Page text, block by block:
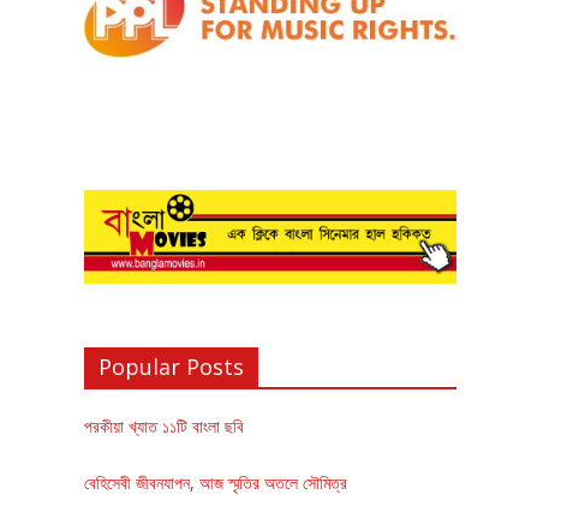
Popular Posts
পরকীয়া খ্যাত ১১টি বাংলা ছবি
বেহিসেবী জীবনযাপন, আজ স্মৃতির অতলে সৌমিত্র